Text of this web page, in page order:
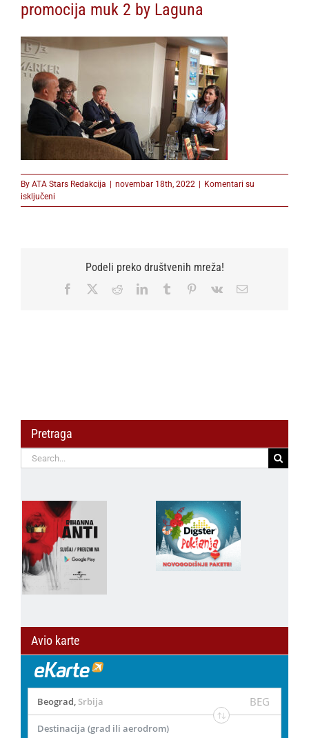
promocija muk 2 by Laguna
By ATA Stars Redakcija | novembar 18th, 2022 | Komentari su
isključeni
promocija
Podeli preko društvenih mreža!
Facebook RedditLinkedInTumblr Pinterest
Vk Email
Pretraga
Search
for:
Avio karte
Beograd, Srbija BEG
Destinacija (grad ili aerodrom)